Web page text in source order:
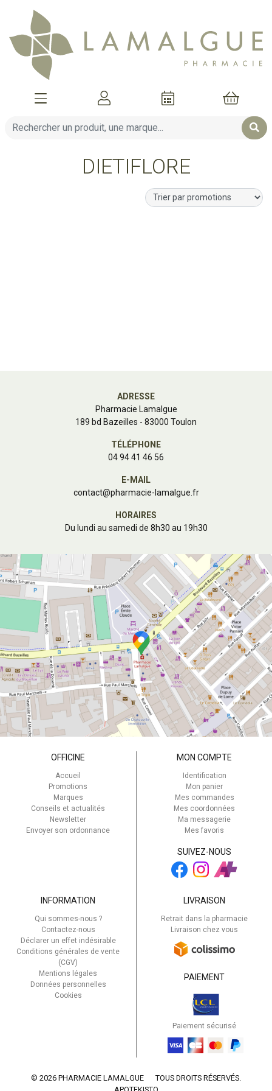
Afficher la navigation
Mon
DIETIFLORE
ADRESSE
Pharmacie Lamalgue
189 bd Bazeilles - 83000 Toulon
TÉLÉPHONE
04 94 41 46 56
E-MAIL
contact@pharmacie-lamalgue.fr
HORAIRES
Du lundi au samedi de 8h30 au 19h30
OFFICINE
Accueil
Promotions
Marques
Conseils et actualités
Newsletter
Envoyer son ordonnance
MON COMPTE
Identification
Mon panier
Mes commandes
Mes coordonnées
Ma messagerie
Mes favoris
SUIVEZ-NOUS
INFORMATION
Qui sommes-nous ?
Contactez-nous
Déclarer un effet indésirable
Conditions générales de vente
(CGV)
Mentions légales
Données personnelles
Cookies
LIVRAISON
Retrait dans la pharmacie
Livraison chez vous
PAIEMENT
Paiement sécurisé
© 2026 PHARMACIE LAMALGUE
TOUS DROITS RÉSERVÉS.